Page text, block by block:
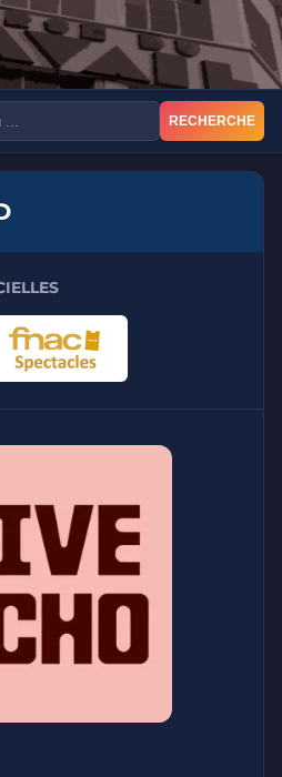
RECHERCHE